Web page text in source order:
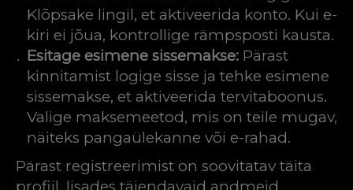
Klõpsake lingil, et aktiveerida konto. Kui e-
kiri ei jõua, kontrollige rämpsposti kausta.
Esitage esimene sissemakse: Pärast
kinnitamist logige sisse ja tehke esimene
sissemakse, et aktiveerida tervitaboonus.
Valige maksemeetod, mis on teile mugav,
näiteks pangaülekanne või e-rahad.
Pärast registreerimist on soovitatav täita